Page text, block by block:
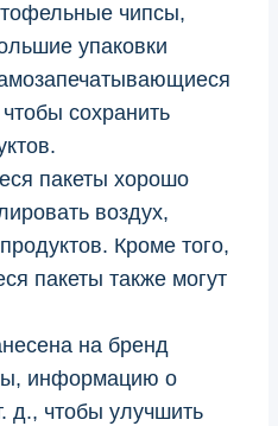
чипсы,
упаковки
сохранить
пакеты хорошо
воздух,
Кроме того,
пакеты также могут
на бренд
информацию о
д., чтобы улучшить